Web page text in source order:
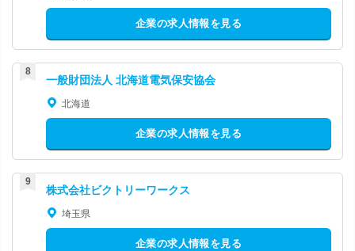
企業の求人情報を見る
一般財団法人 北海道電気保安協会
北海道
企業の求人情報を見る
株式会社ビクトリーワークス
埼玉県
企業の求人情報を見る